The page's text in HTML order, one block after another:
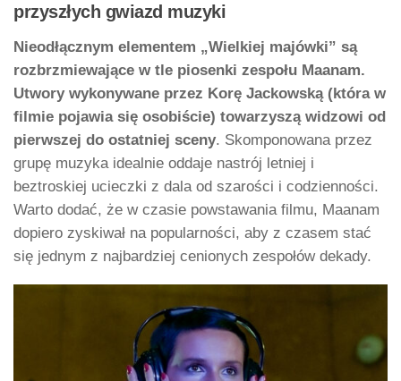
przyszłych gwiazd muzyki
Nieodłącznym elementem „Wielkiej majówki” są
rozbrzmiewające w tle piosenki zespołu Maanam.
Utwory wykonywane przez Korę Jackowską (która w
filmie pojawia się osobiście) towarzyszą widzowi od
pierwszej do ostatniej sceny. Skomponowana przez
grupę muzyka idealnie oddaje nastrój letniej i
beztroskiej ucieczki z dala od szarości i codzienności.
Warto dodać, że w czasie powstawania filmu, Maanam
dopiero zyskiwał na popularności, aby z czasem stać
się jednym z najbardziej cenionych zespołów dekady.